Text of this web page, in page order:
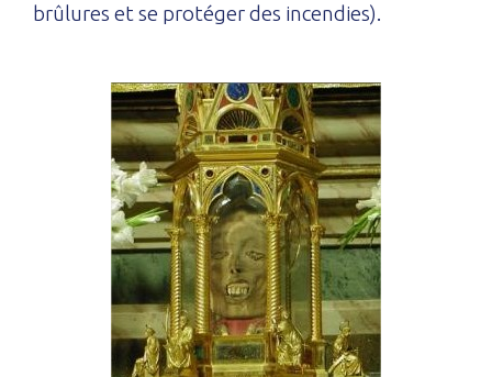
brûlures et se protéger des incendies).